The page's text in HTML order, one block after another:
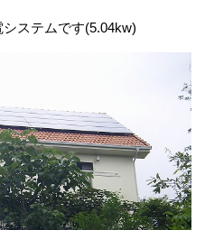
ステムです(5.04kw)